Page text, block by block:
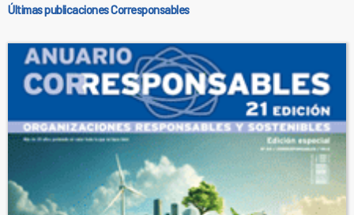
Últimas publicaciones Corresponsables